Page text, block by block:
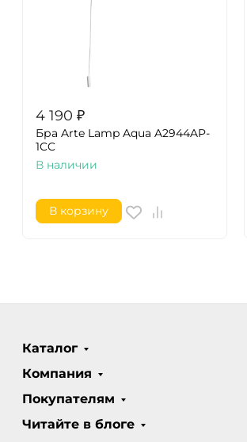
4 190 ₽
Бра Arte Lamp Aqua A2944AP-
1CC
В наличии
В корзину
Каталог
Компания
Покупателям
Читайте в блоге